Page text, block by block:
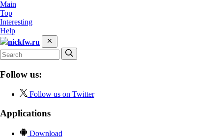
Main
Top
Interesting
Help
nickfw.ru
Follow us:
Follow us on Twitter
Applications
Download